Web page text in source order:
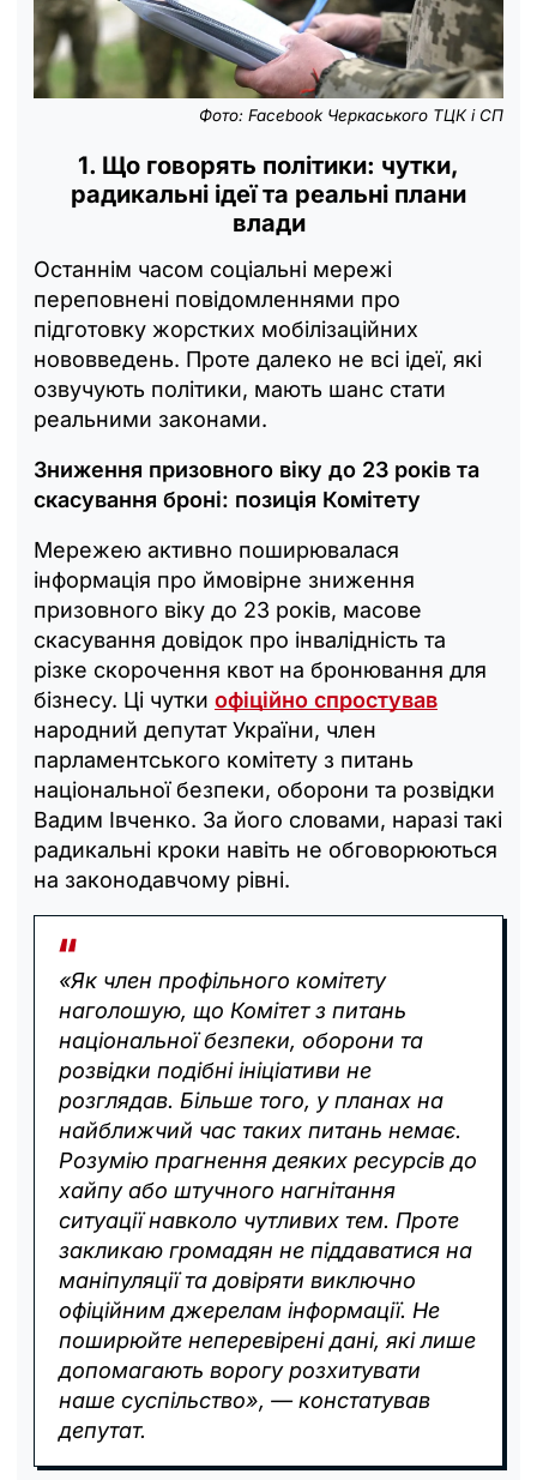
Фото: Facebook Черкаського ТЦК і СП
1. Що говорять політики: чутки,
радикальні ідеї та реальні плани
влади
Останнім часом соціальні мережі
переповнені повідомленнями про
підготовку жорстких мобілізаційних
нововведень. Проте далеко не всі ідеї, які
озвучують політики, мають шанс стати
реальними законами.
Зниження призовного віку до 23 років та
скасування броні: позиція Комітету
Мережею активно поширювалася
інформація про ймовірне зниження
призовного віку до 23 років, масове
скасування довідок про інвалідність та
різке скорочення квот на бронювання для
бізнесу. Ці чутки офіційно спростував
народний депутат України, член
парламентського комітету з питань
національної безпеки, оборони та розвідки
Вадим Івченко. За його словами, наразі такі
радикальні кроки навіть не обговорюються
на законодавчому рівні.
«Як член профільного комітету
наголошую, що Комітет з питань
національної безпеки, оборони та
розвідки подібні ініціативи не
розглядав. Більше того, у планах на
найближчий час таких питань немає.
Розумію прагнення деяких ресурсів до
хайпу або штучного нагнітання
ситуації навколо чутливих тем. Проте
закликаю громадян не піддаватися на
маніпуляції та довіряти виключно
офіційним джерелам інформації. Не
поширюйте неперевірені дані, які лише
допомагають ворогу розхитувати
наше суспільство», — констатував
депутат.